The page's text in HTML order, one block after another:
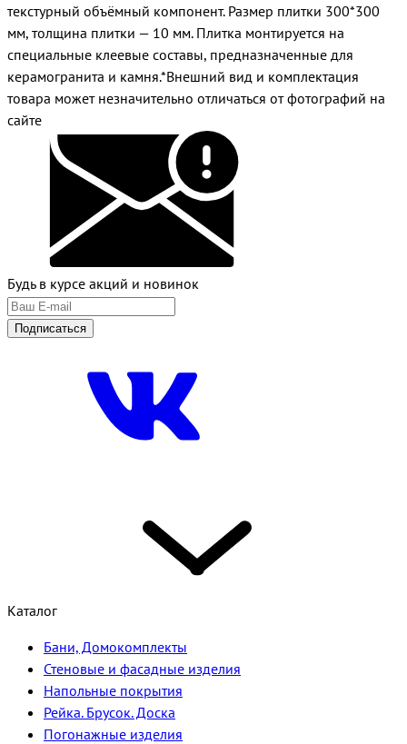
текстурный объёмный компонент. Размер плитки 300*300
мм, толщина плитки — 10 мм. Плитка монтируется на
специальные клеевые составы, предназначенные для
керамогранита и камня.*Внешний вид и комплектация
товара может незначительно отличаться от фотографий на
сайте
Будь в курсе акций и новинок
Подписаться
Каталог
Бани, Домокомплекты
Стеновые и фасадные изделия
Напольные покрытия
Рейка. Брусок. Доска
Погонажные изделия